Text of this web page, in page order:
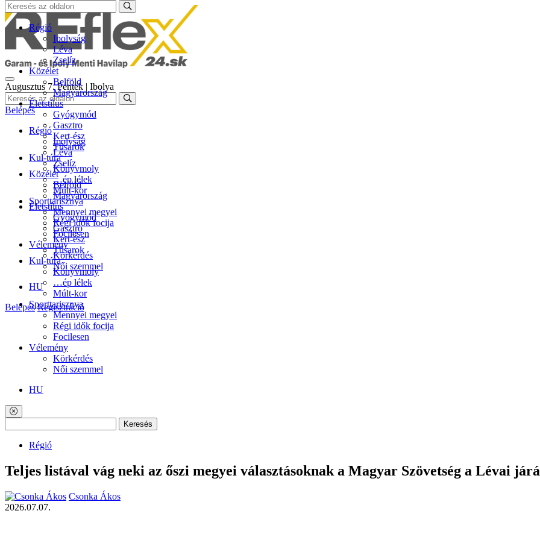
Augusztus 7. Péntek | Ibolya
Belépés
Régió
Ipolyság
Léva
Zselíz
Közélet
Belföld
Magyarország
Életstílus
Gyógymód
Gasztro
Kert-ész
Tűsarok
Kul-túra
Könyvmoly
…ép lélek
Múlt-kor
Sporttarisznya
Mennyei megyei
Régi idők focija
Focilesen
Vélemény
Körkérdés
Női szemmel
HU
Keresés
Régió
Teljes listával vág neki az őszi megyei választásoknak a Magyar Szövetség a Lévai
Csonka Ákos
2026.07.07.
Régió
Ipolyság
Léva
Zselíz
Közélet
Belföld
Magyarország
Életstílus
Gyógymód
Gasztro
Kert-ész
Tűsarok
Kul-túra
Könyvmoly
…ép lélek
Múlt-kor
Sporttarisznya
Mennyei megyei
Régi idők focija
Focilesen
Vélemény
Körkérdés
Női szemmel
HU
Belépés Regisztráció